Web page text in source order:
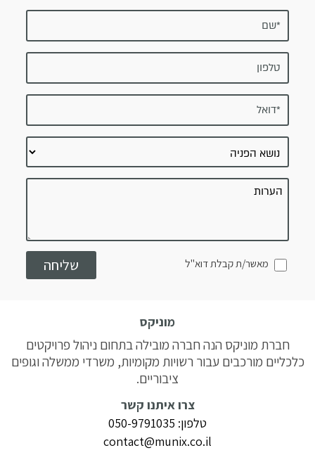
מאשר/ת קבלת דוא"ל
מוניקס
חברת מוניקס הנה חברה מובילה בתחום ניהול פרויקטים
כלכליים מורכבים עבור רשויות מקומיות, משרדי ממשלה וגופים
ציבוריים.
צרו איתנו קשר
טלפון: 050-9791035
contact@munix.co.il